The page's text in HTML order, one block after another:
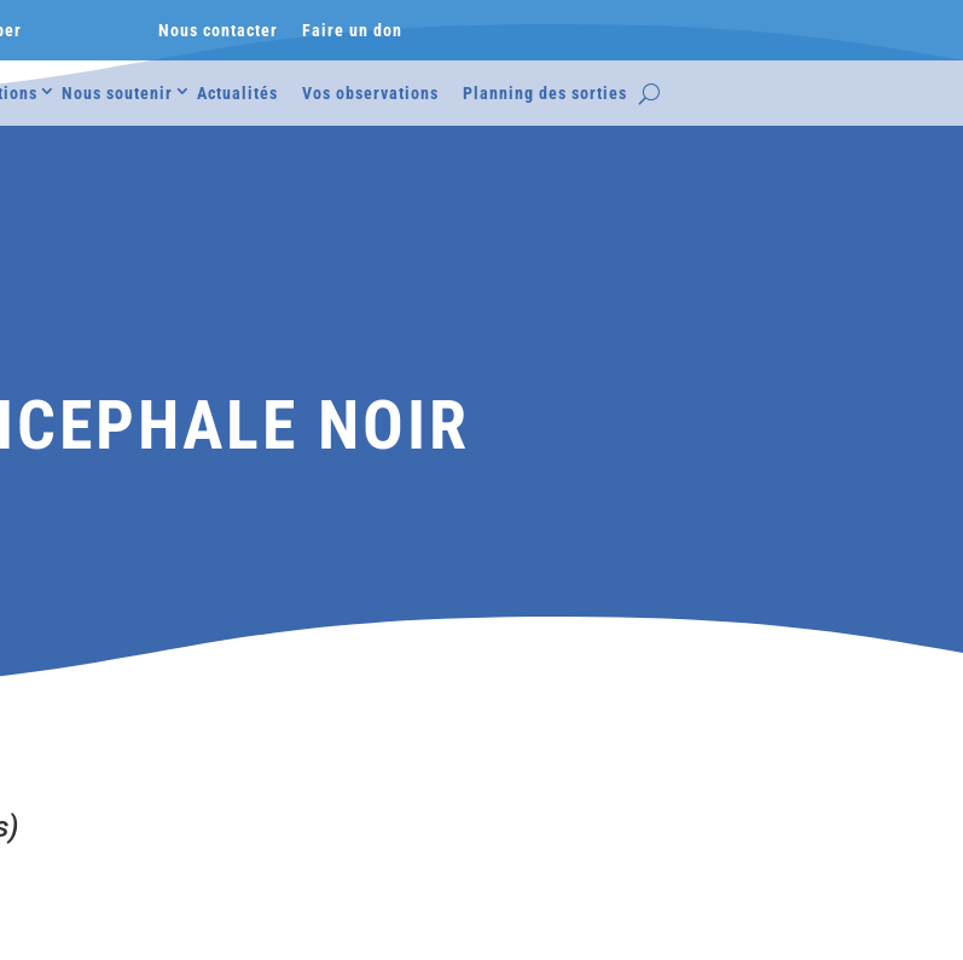
Nous contacter Faire un don
Nous soutenir Actualités Vos observations Planning des sorties
NOIR